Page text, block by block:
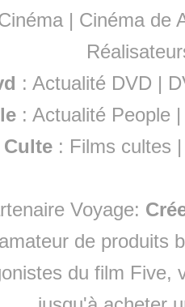
| Cinéma de
: Actualité DVD |
:Actualité People
Culte : Films cultes
Voyage:
de produits
du film Five,